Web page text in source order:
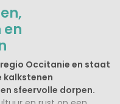
Occitanie en staat
kalkstenen
sfeervolle dorpen.